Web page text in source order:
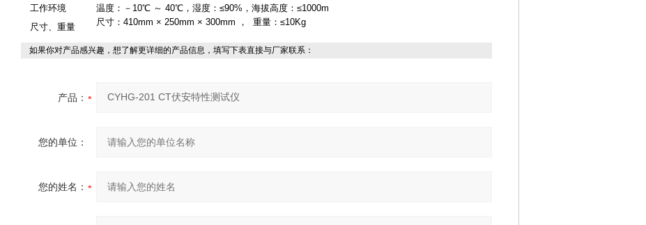
工作环境
温度：－10℃ ～ 40℃，湿度：≤90%，海拔高度：≤1000m
尺寸、重量
尺寸：410mm × 250mm × 300mm ， 重量：≤10Kg
如果你对产品感兴趣，想了解更详细的产品信息，填写下表直接与厂家联系：
产品：
您的单位：
您的姓名：